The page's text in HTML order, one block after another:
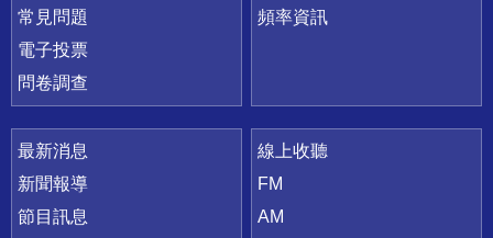
常見問題
電子投票
問卷調查
頻率資訊
最新消息
新聞報導
節目訊息
線上收聽
FM
AM